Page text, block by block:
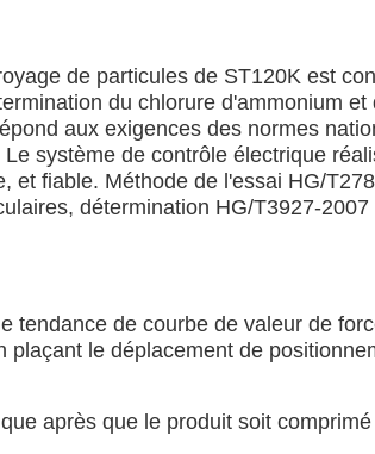
de particules de ST120K est
du chlorure d'ammonium
aux exigences des normes
système de contrôle électrique
et fiable. Méthode de l'essai HG/
détermination HG/T3927-
tendance de courbe de valeur de
plaçant le déplacement de
après que le produit soit